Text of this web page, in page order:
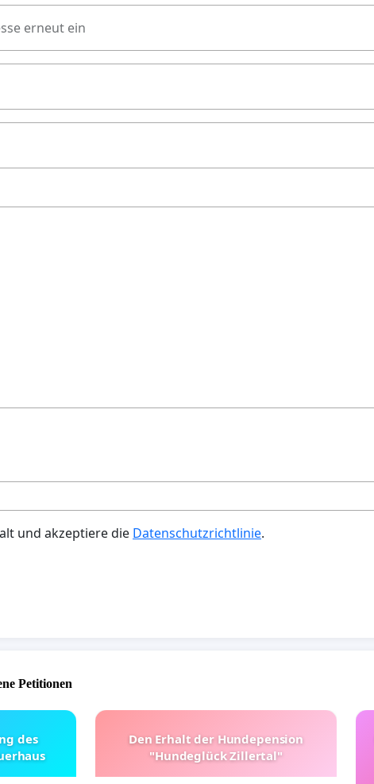
erneut ein
und akzeptiere die Datenschutzrichtlinie.
Petitionen
des
Den Erhalt der Hundepension
"Hundeglück Zillertal"